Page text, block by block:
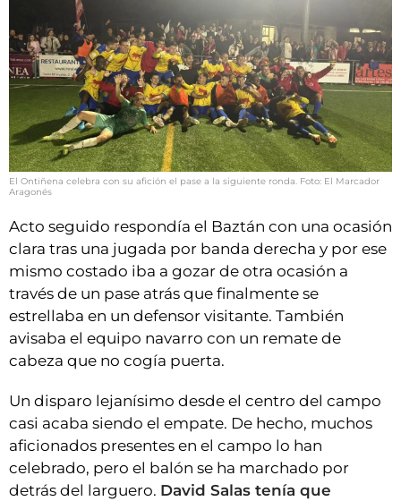
El Ontiñena celebra con su afición el pase a la siguiente ronda. Foto: El Marcador
Aragonés
Acto seguido respondía el Baztán con una ocasión
clara tras una jugada por banda derecha y por ese
mismo costado iba a gozar de otra ocasión a
través de un pase atrás que finalmente se
estrellaba en un defensor visitante. También
avisaba el equipo navarro con un remate de
cabeza que no cogía puerta.
Un disparo lejanísimo desde el centro del campo
casi acaba siendo el empate. De hecho, muchos
aficionados presentes en el campo lo han
celebrado, pero el balón se ha marchado por
detrás del larguero. David Salas tenía que